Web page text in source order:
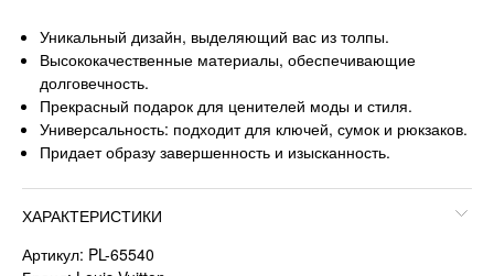
Уникальный дизайн, выделяющий вас из толпы.
Высококачественные материалы, обеспечивающие
долговечность.
Прекрасный подарок для ценителей моды и стиля.
Универсальность: подходит для ключей, сумок и рюкзаков.
Придает образу завершенность и изысканность.
ХАРАКТЕРИСТИКИ
Артикул: PL-65540